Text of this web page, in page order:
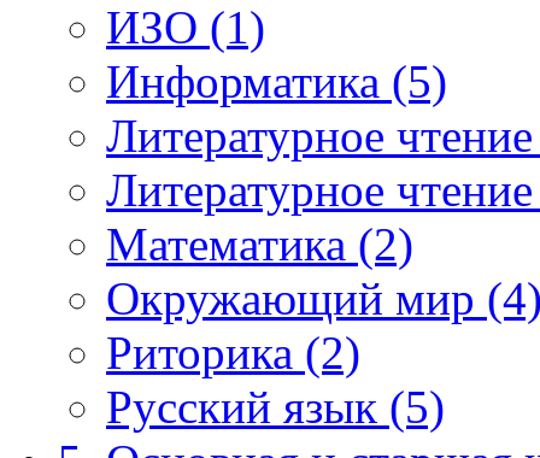
ИЗО (1)
Информатика (5)
Литературное
Литературное
Математика (2)
Окружающий мир
Риторика (2)
Русский язык (5)